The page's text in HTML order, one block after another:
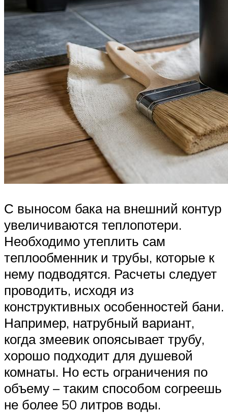
С выносом бака на внешний контур
увеличиваются теплопотери.
Необходимо утеплить сам
теплообменник и трубы, которые к
нему подводятся. Расчеты следует
проводить, исходя из
конструктивных особенностей бани.
Например, натрубный вариант,
когда змеевик опоясывает трубу,
хорошо подходит для душевой
комнаты. Но есть ограничения по
объему – таким способом согреешь
не более 50 литров воды.